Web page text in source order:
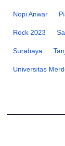
Nopi Anwar
Rock 2023
Surabaya
Universitas